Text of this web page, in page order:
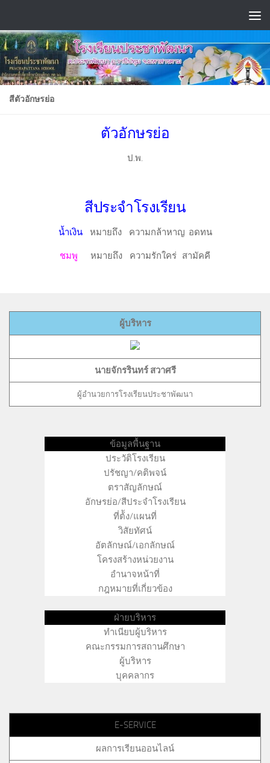
สีตัวอักษรย่อ
ตัวอักษรย่อ
ป.พ.
สีประจำโรงเรียน
น้ำเงินหมายถึง ความกล้าหาญ อดทน
ชมพู หมายถึง ความรักใคร่ สามัคคี
ผู้บริหาร
นายจักรรินทร์ สวาศรี
ผู้อำนวยการโรงเรียนประชาพัฒนา
ข้อมูลพื้นฐาน
ประวัติโรงเรียน
ปรัชญา/คติพจน์
ตราสัญลักษณ์
อักษรย่อ/สีประจำโรงเรียน
ที่ต้ัง/แผนที่
วิสัยทัศน์
อัตลักษณ์/เอกลักษณ์
โครงสร้างหน่วยงาน
อำนาจหน้าที่
กฎหมายที่เกี่ยวข้อง
ฝ่ายบริหาร
ทำเนียบผู้บริหาร
คณะกรรมการสถานศึกษา
ผู้บริหาร
บุคคลากร
E-SERVICE
ผลการเรียนออนไลน์